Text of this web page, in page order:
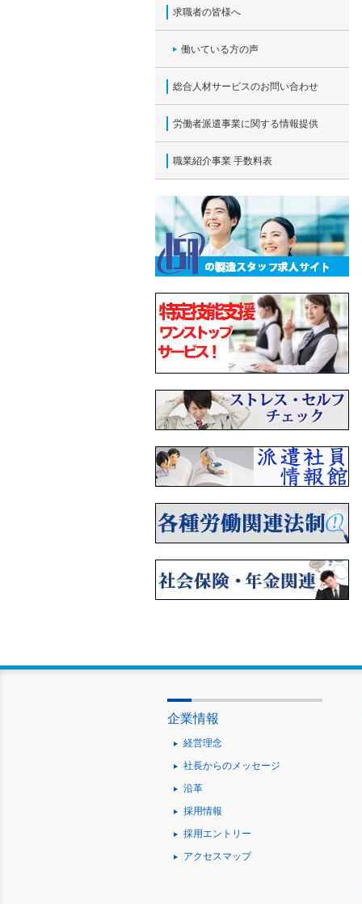
求職者の皆様へ
働いている方の声
総合人材サービスのお問い合わせ
労働者派遣事業に関する情報提供
職業紹介事業 手数料表
企業情報
経営理念
社長からのメッセージ
沿革
採用情報
採用エントリー
アクセスマップ